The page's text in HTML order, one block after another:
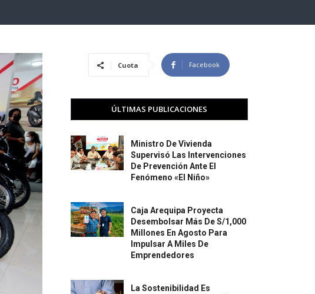
Cuota Facebook
ÚLTIMAS PUBLICACIONES
Ministro De Vivienda
Supervisó Las Intervenciones
De Prevención Ante El
Fenómeno «El Niño»
Caja Arequipa Proyecta
Desembolsar Más De S/1,000
Millones En Agosto Para
Impulsar A Miles De
Emprendedores
La Sostenibilidad Es